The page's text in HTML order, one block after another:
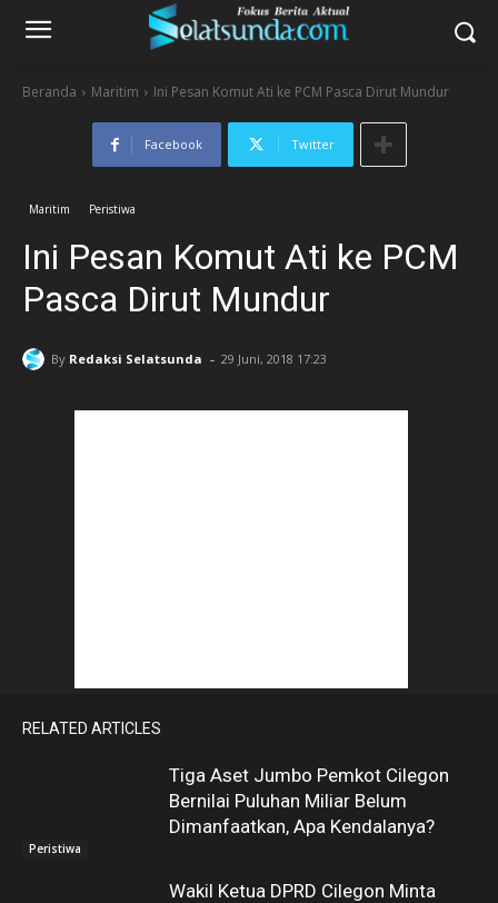
Beranda Maritim Ini Pesan Komut Ati ke PCM Pasca Dirut Mundur
Facebook Twitter
Maritim Peristiwa
Ini Pesan Komut Ati ke PCM
Pasca Dirut Mundur
By Redaksi Selatsunda - 29 Juni, 2018 17:23
RELATED ARTICLES
Peristiwa
Tiga Aset Jumbo Pemkot Cilegon
Bernilai Puluhan Miliar Belum
Dimanfaatkan, Apa Kendalanya?
Wakil Ketua DPRD Cilegon Minta